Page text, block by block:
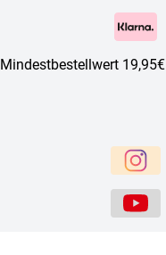
Mindestbestellwert 19,95€